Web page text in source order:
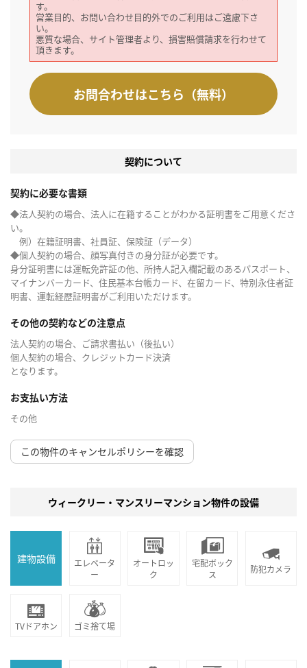
す。
営業目的、お問い合わせ目的外でのご利用はご遠慮下さ
い。
悪質な場合、サイト管理者より、損害賠償請求を行わせて
頂きます。
お問合わせはこちら（無料）
契約について
契約に必要な書類
◆法人契約の場合、法人に在籍することがわかる証明書をご用意くださ
い。
例）在籍証明書、社員証、保険証（データ）
◆個人契約の場合、顔写真付きの身分証が必要です。
身分証明書には運転免許証の他、所持人記入欄記載のあるパスポート、
マイナンバーカード、住民基本台帳カード、在留カード、特別永住者証
明書、運転経歴証明書がご利用いただけます。
その他の契約などの注意点
法人契約の場合、ご請求書払い（後払い）
個人契約の場合、クレジットカード決済
となります。
お支払い方法
その他
この物件のキャンセルポリシーを確認
ウィークリー・マンスリーマンション物件の設備
建物設備
エレベータ
ー
オートロッ
ク
宅配ボック
ス
防犯カメラ
TVドアホン ゴミ捨て場